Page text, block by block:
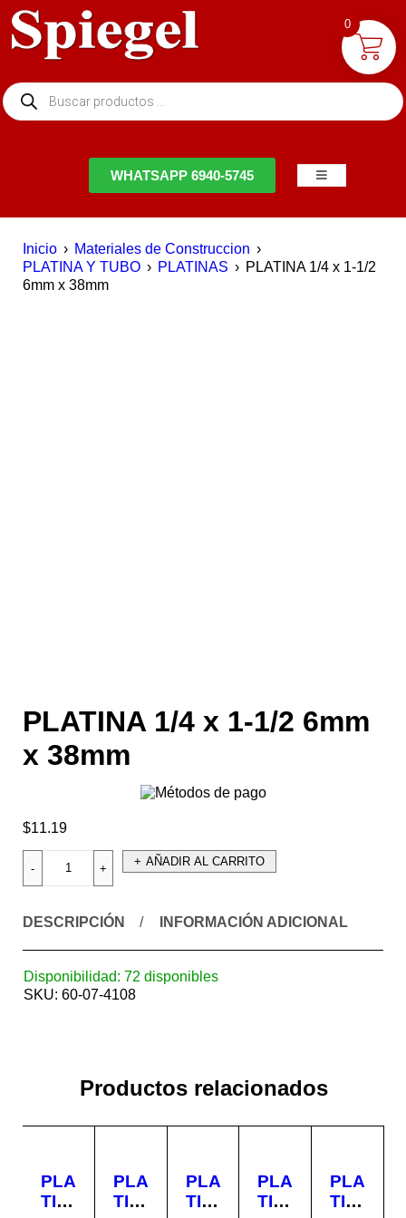
WHATSAPP 6940-5745
Inicio › Materiales de Construccion ›
PLATINA Y TUBO › PLATINAS › PLATINA 1/4 x 1-1/2
6mm x 38mm
PLATINA 1/4 x 1-1/2 6mm
x 38mm
$11.19
AÑADIR AL CARRITO
DESCRIPCIÓN INFORMACIÓN ADICIONAL
Disponibilidad: 72 disponibles
SKU: 60-07-4108
Productos relacionados
PLA
TIN
PLA
TIN
PLA
TIN
PLA
TIN
PLA
TIN
0